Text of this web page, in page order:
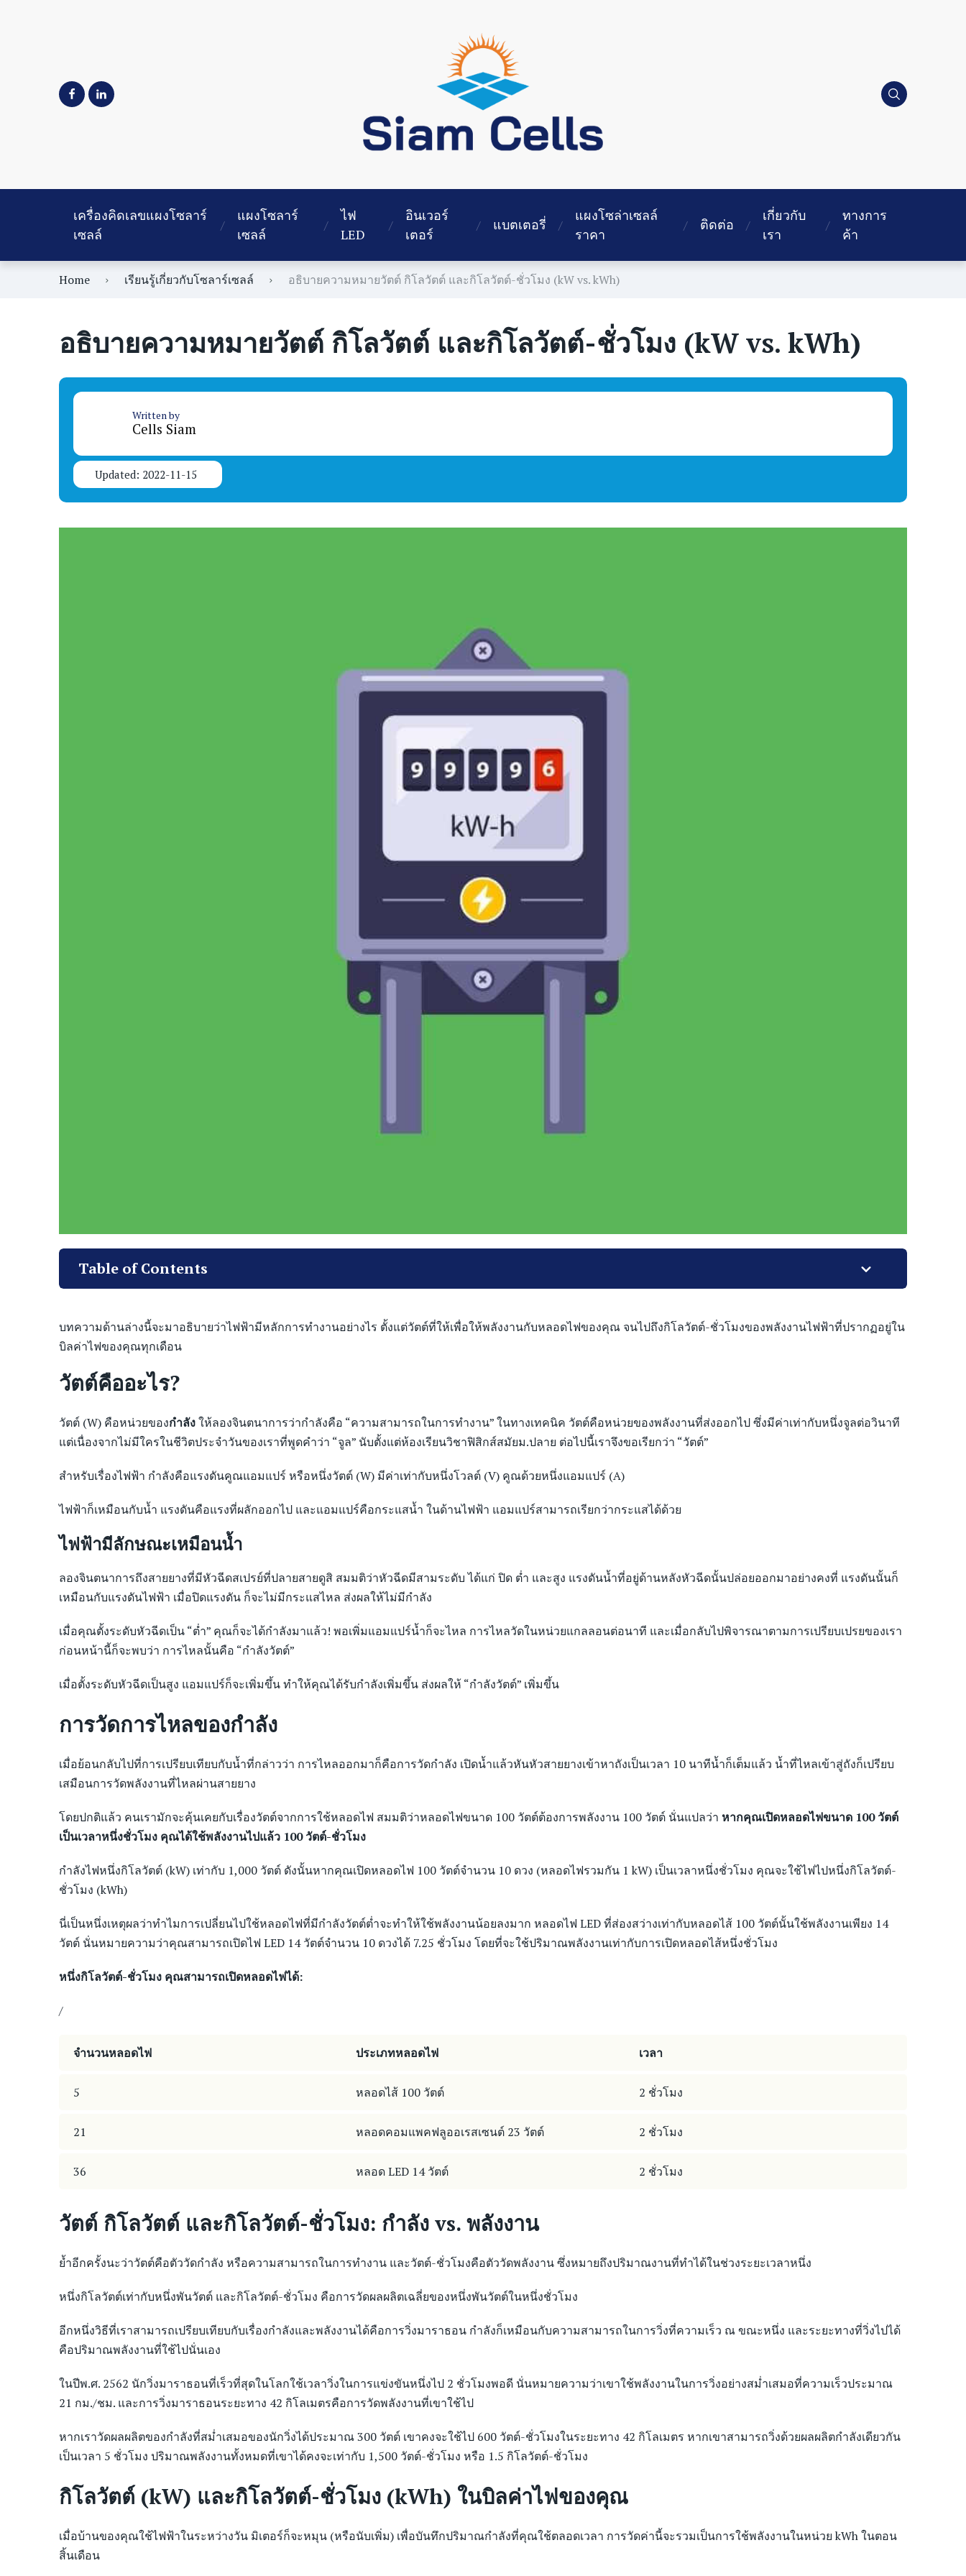
เครื่องคิดเลขแผงโซลาร์
เซลล์
แผงโซลาร์
เซลล์
ไฟ
LED
อินเวอร์
เตอร์
แบตเตอรี่
แผงโซล่าเซลล์
ราคา
ติดต่อ
เกี่ยวกับ
เรา
ทางการ
ค้า
the website.
Home เรียนรู้เกี่ยวกับโซลาร์เซลล์ อธิบายความหมายวัตต์​ กิโลวัตต์ และกิโลวัตต์-ชั่วโมง (kW vs. kWh)
อธิบายความหมายวัตต์​ กิโลวัตต์ และกิโลวัตต์-ชั่วโมง (kW vs. kWh)
Written by
Cells Siam
Updated: 2022-11-15
Table of Contents
บทความด้านล่างนี้จะมาอธิบายว่าไฟฟ้ามีหลักการทำงานอย่างไร ตั้งแต่วัตต์ที่ให้เพื่อให้พลังงานกับหลอดไฟของคุณ จนไปถึงกิโลวัตต์-ชั่วโมงของพลังงานไฟฟ้าที่ปรากฏอยู่ใน
บิลค่าไฟของคุณทุกเดือน
วัตต์คืออะไร?
วัตต์ (W) คือหน่วยของกำลังให้ลองจินตนาการว่ากำลังคือ “ความสามารถในการทำงาน” ในทางเทคนิค วัตต์คือหน่วยของพลังงานที่ส่งออกไป ซึ่งมีค่าเท่ากับหนึ่งจูลต่อวินาที
แต่เนื่องจากไม่มีใครในชีวิตประจำวันของเราที่พูดคำว่า “จูล” นับตั้งแต่ห้องเรียนวิชาฟิสิกส์สมัยม.ปลาย ต่อไปนี้เราจึงขอเรียกว่า “วัตต์”
สำหรับเรื่องไฟฟ้า กำลังคือแรงดันคูณแอมแปร์ หรือหนึ่งวัตต์ (W) มีค่าเท่ากับหนึ่งโวลต์ (V) คูณด้วยหนึ่งแอมแปร์ (A)
ไฟฟ้าก็เหมือนกับน้ำ แรงดันคือแรงที่ผลักออกไป และแอมแปร์คือกระแสน้ำ ในด้านไฟฟ้า แอมแปร์สามารถเรียกว่ากระแสได้ด้วย
ไฟฟ้ามีลักษณะเหมือนน้ำ
ลองจินตนาการถึงสายยางที่มีหัวฉีดสเปรย์ที่ปลายสายดูสิ สมมติว่าหัวฉีดมีสามระดับ ได้แก่ ปิด ต่ำ และสูง แรงดันน้ำที่อยู่ด้านหลังหัวฉีดนั้นปล่อยออกมาอย่างคงที่ แรงดันนั้นก็
เหมือนกับแรงดันไฟฟ้า เมื่อปิดแรงดัน ก็จะไม่มีกระแสไหล ส่งผลให้ไม่มีกำลัง
เมื่อคุณตั้งระดับหัวฉีดเป็น “ต่ำ” คุณก็จะได้กำลังมาแล้ว! พอเพิ่มแอมแปร์น้ำก็จะไหล การไหลวัดในหน่วยแกลลอนต่อนาที และเมื่อกลับไปพิจารณาตามการเปรียบเปรยของเรา
ก่อนหน้านี้ก็จะพบว่า การไหลนั้นคือ “กำลังวัตต์”
เมื่อตั้งระดับหัวฉีดเป็นสูง แอมแปร์ก็จะเพิ่มขึ้น ทำให้คุณได้รับกำลังเพิ่มขึ้น ส่งผลให้ “กำลังวัตต์” เพิ่มขึ้น
การวัดการไหลของกำลัง
เมื่อย้อนกลับไปที่การเปรียบเทียบกับน้ำที่กล่าวว่า การไหลออกมาก็คือการวัดกำลัง เปิดน้ำแล้วหันหัวสายยางเข้าหาถังเป็นเวลา 10 นาทีน้ำก็เต็มแล้ว น้ำที่ไหลเข้าสู่ถังก็เปรียบ
เสมือนการวัดพลังงานที่ไหลผ่านสายยาง
โดยปกติแล้ว คนเรามักจะคุ้นเคยกับเรื่องวัตต์จากการใช้หลอดไฟ สมมติว่าหลอดไฟขนาด 100 วัตต์ต้องการพลังงาน 100 วัตต์ นั่นแปลว่า หากคุณเปิดหลอดไฟขนาด 100 วัตต์
เป็นเวลาหนึ่งชั่วโมง คุณได้ใช้พลังงานไปแล้ว 100 วัตต์-ชั่วโมง
กำลังไฟหนึ่งกิโลวัตต์ (kW) เท่ากับ 1,000 วัตต์ ดังนั้นหากคุณเปิดหลอดไฟ 100 วัตต์จำนวน 10 ดวง (หลอดไฟรวมกัน 1 kW) เป็นเวลาหนึ่งชั่วโมง คุณจะใช้ไฟไปหนึ่งกิโลวัตต์-
ชั่วโมง (kWh)
นี่เป็นหนึ่งเหตุผลว่าทำไมการเปลี่ยนไปใช้หลอดไฟที่มีกำลังวัตต์ต่ำจะทำให้ใช้พลังงานน้อยลงมาก หลอดไฟ LED ที่ส่องสว่างเท่ากับหลอดไส้ 100 วัตต์นั้นใช้พลังงานเพียง 14
วัตต์ นั่นหมายความว่าคุณสามารถเปิดไฟ LED 14 วัตต์จำนวน 10 ดวงได้ 7.25 ชั่วโมง โดยที่จะใช้ปริมาณพลังงานเท่ากับการเปิดหลอดไส้หนึ่งชั่วโมง
หนึ่งกิโลวัตต์-ชั่วโมง คุณสามารถเปิดหลอดไฟได้:
/
จำนวนหลอดไฟ ประเภทหลอดไฟ เวลา
5 หลอดไส้ 100 วัตต์ 2 ชั่วโมง
21 หลอดคอมแพคฟลูออเรสเซนต์ 23 วัตต์ 2 ชั่วโมง
36 หลอด LED 14 วัตต์ 2 ชั่วโมง
วัตต์ กิโลวัตต์ และกิโลวัตต์-ชั่วโมง: กำลัง vs. พลังงาน
ย้ำอีกครั้งนะว่าวัตต์คือตัววัดกำลัง หรือความสามารถในการทำงาน และวัตต์-ชั่วโมงคือตัววัดพลังงาน ซึ่งหมายถึงปริมาณงานที่ทำได้ในช่วงระยะเวลาหนึ่ง
หนึ่งกิโลวัตต์เท่ากับหนึ่งพันวัตต์ และกิโลวัตต์-ชั่วโมง คือการวัดผลผลิตเฉลี่ยของหนึ่งพันวัตต์ในหนึ่งชั่วโมง
อีกหนึ่งวิธีที่เราสามารถเปรียบเทียบกับเรื่องกำลังและพลังงานได้คือการวิ่งมาราธอน กำลังก็เหมือนกับความสามารถในการวิ่งที่ความเร็ว ณ ขณะหนึ่ง และระยะทางที่วิ่งไปได้
คือปริมาณพลังงานที่ใช้ไปนั่นเอง
ในปีพ.ศ. 2562 นักวิ่งมาราธอนที่เร็วที่สุดในโลกใช้เวลาวิ่งในการแข่งขันหนึ่งไป 2 ชั่วโมงพอดี นั่นหมายความว่าเขาใช้พลังงานในการวิ่งอย่างสม่ำเสมอที่ความเร็วประมาณ
21 กม./ชม. และการวิ่งมาราธอนระยะทาง 42 กิโลเมตรคือการวัดพลังงานที่เขาใช้ไป
หากเราวัดผลผลิตของกำลังที่สม่ำเสมอของนักวิ่งได้ประมาณ 300 วัตต์ เขาคงจะใช้ไป 600 วัตต์-ชั่วโมงในระยะทาง 42 กิโลเมตร หากเขาสามารถวิ่งด้วยผลผลิตกำลังเดียวกัน
เป็นเวลา 5 ชั่วโมง ปริมาณพลังงานทั้งหมดที่เขาได้คงจะเท่ากับ 1,500 วัตต์-ชั่วโมง หรือ 1.5 กิโลวัตต์-ชั่วโมง
กิโลวัตต์ (kW) และกิโลวัตต์-ชั่วโมง (kWh) ในบิลค่าไฟของคุณ
เมื่อบ้านของคุณใช้ไฟฟ้าในระหว่างวัน มิเตอร์ก็จะหมุน (หรือนับเพิ่ม) เพื่อบันทึกปริมาณกำลังที่คุณใช้ตลอดเวลา การวัดค่านี้จะรวมเป็นการใช้พลังงานในหน่วย kWh ในตอน
สิ้นเดือน